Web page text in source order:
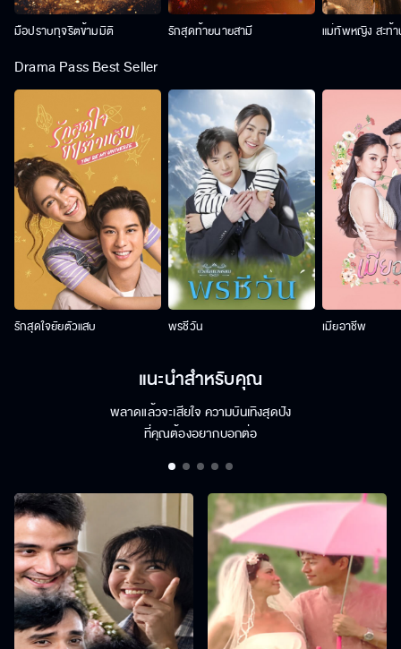
มือปราบทุจริตข้ามมิติ รักสุดท้ายนายสามี แม่ทัพหญิง สะท้
Drama Pass Best Seller
รักสุดใจยัยตัวแสบ พรชีวัน เมียอาชีพ
แนะนำสำหรับคุณ
พลาดแล้วจะเสียใจ ความบันเทิงสุดปัง
ที่คุณต้องอยากบอกต่อ